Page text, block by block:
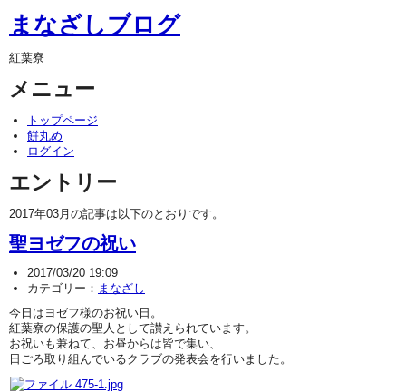
まなざしブログ
紅葉寮
メニュー
トップページ
餅丸め
ログイン
エントリー
2017年03月の記事は以下のとおりです。
聖ヨゼフの祝い
2017/03/20 19:09
カテゴリー： まなざし
今日はヨゼフ様のお祝い日。
紅葉寮の保護の聖人として讃えられています。
お祝いも兼ねて、お昼からは皆で集い、
日ごろ取り組んでいるクラブの発表会を行いました。